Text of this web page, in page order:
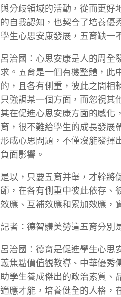
與分歧領域的活動，從而更好
的自我認知，也契合了培養優
學生心思安康發展，五育缺一
呂治國：心思安康是人的周全
求。五育是一個有機整體，此
的，且各有側重，彼此之間相
只強調某一個方面，而忽視其
其在促進心思安康方面的感化
育，很不難給學生的成長發展
形成心思問題，不僅沒能發揮
負面影響。
是以，只要五育并舉，才幹將
節，在各有側重中彼此依存、
效應、互補效應和累加效應，
記者：德智體美勞這五育分別
呂治國：德育是促進學生心思
義焦點價值觀教導、中華優秀
助學生養成傑出的政治素質、
適應才能，培養健全的人格，